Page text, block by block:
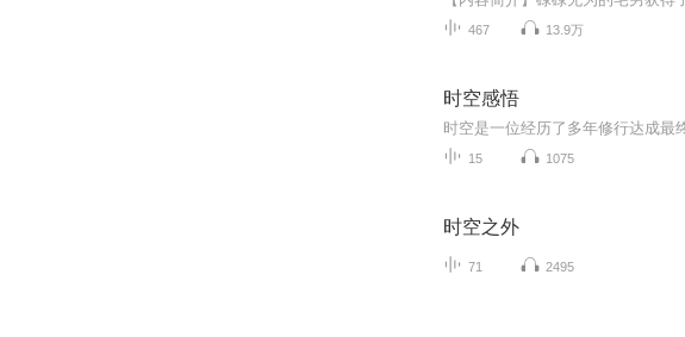
467 13.9万
时空感悟
15 1075
时空之外
71 2495